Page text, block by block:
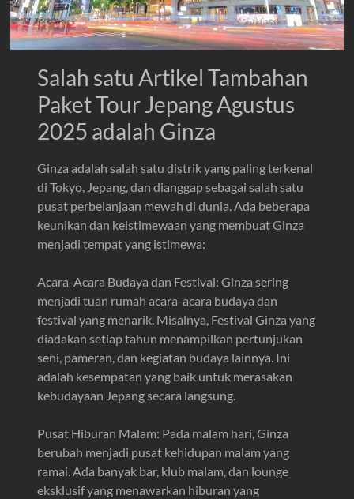
Salah satu Artikel Tambahan
Paket Tour Jepang Agustus
2025 adalah Ginza
Ginza adalah salah satu distrik yang paling terkenal
di Tokyo, Jepang, dan dianggap sebagai salah satu
pusat perbelanjaan mewah di dunia. Ada beberapa
keunikan dan keistimewaan yang membuat Ginza
menjadi tempat yang istimewa:
Acara-Acara Budaya dan Festival: Ginza sering
menjadi tuan rumah acara-acara budaya dan
festival yang menarik. Misalnya, Festival Ginza yang
diadakan setiap tahun menampilkan pertunjukan
seni, pameran, dan kegiatan budaya lainnya. Ini
adalah kesempatan yang baik untuk merasakan
kebudayaan Jepang secara langsung.
Pusat Hiburan Malam: Pada malam hari, Ginza
berubah menjadi pusat kehidupan malam yang
ramai. Ada banyak bar, klub malam, dan lounge
eksklusif yang menawarkan hiburan yang